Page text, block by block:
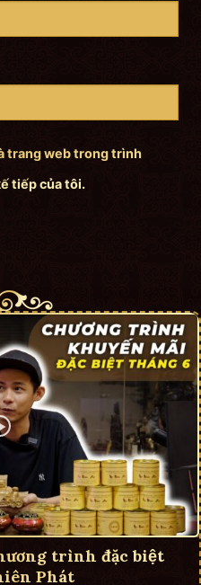
trang web trong trình
tiếp của tôi.
trình đặc biệt
Phát